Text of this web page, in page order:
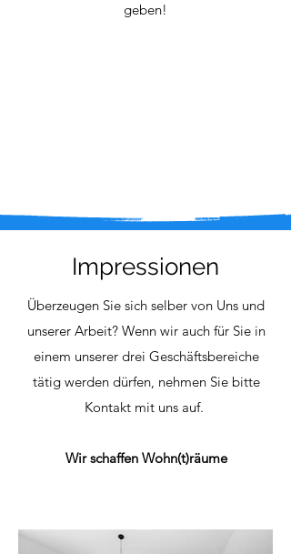
geben!
Impressionen
Überzeugen Sie sich selber von Uns und
unserer Arbeit? Wenn wir auch für Sie in
einem unserer drei Geschäftsbereiche
tätig werden dürfen, nehmen Sie bitte
Kontakt mit uns auf.
Wir schaffen Wohn(t)räume